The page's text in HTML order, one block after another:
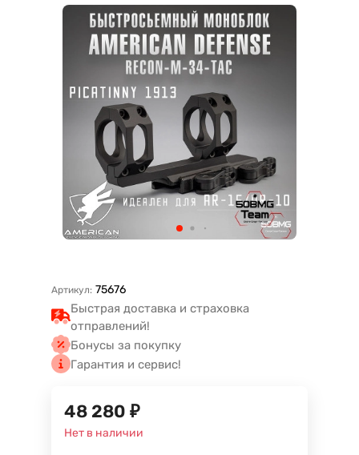
Артикул: 75676
Быстрая доставка и страховка
отправлений!
Бонусы за покупку
Гарантия и сервис!
48 280 ₽
Нет в наличии